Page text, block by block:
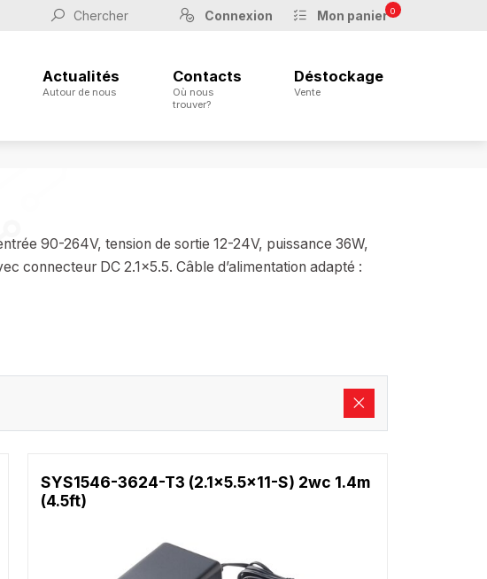
Connexion Mon panier 0
Actualités
Autour de nous
Contacts
Où nous
trouver?
Déstockage
Vente
90-264V, tension de sortie 12-24V, puissance 36W,
connecteur DC 2.1x5.5. Câble d’alimentation adapté :
SYS1546-3624-T3 (2.1x5.5x11-S) 2wc 1.4m
(4.5ft)